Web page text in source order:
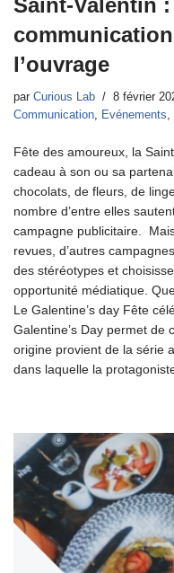
Saint-Valentin
l’ouvrage
par Curious Lab
8 février
Communication, Evénements,
Fête des amoureux, la
cadeau à son ou sa
chocolats, de fleurs, de
nombre d’entre elles
campagne publicitaire.
revues, d’autres
des stéréotypes et
opportunité médiatique.
Le Galentine’s day Fête
Galentine’s Day permet de
origine provient de la série
dans laquelle la